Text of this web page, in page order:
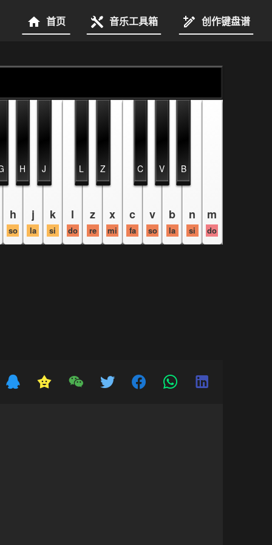
首页 音乐工具箱 创作键盘谱
h
so
j
la
k
si
l
do
z
re
x
mi
c
fa
v
so
b
la
n
si
m
do
H J L Z C V B